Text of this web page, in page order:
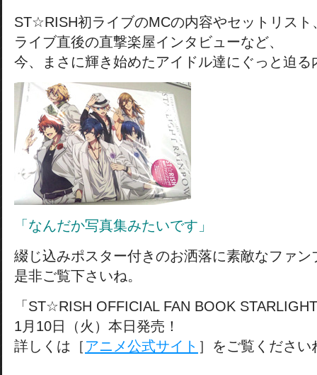
ST☆RISH初ライブのMCの内容やセットリスト
ライブ直後の直撃楽屋インタビューなど、
今、まさに輝き始めたアイドル達にぐっと迫る
「なんだか写真集みたいです」
綴じ込みポスター付きのお洒落に素敵なファン
是非ご覧下さいね。
「ST☆RISH OFFICIAL FAN BOOK
1月10日（火）本日発売！
詳しくは［ アニメ公式サイト ］をご覧ください